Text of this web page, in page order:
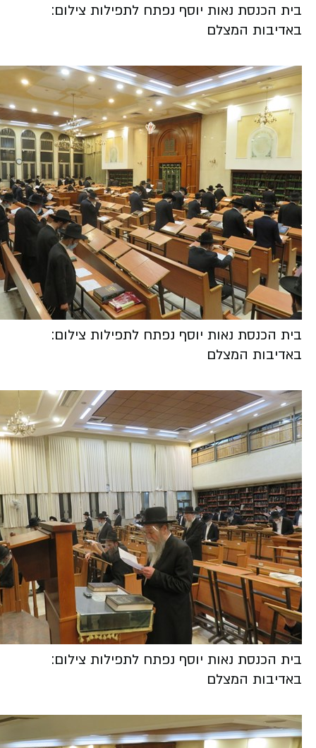
בית הכנסת נאות יוסף נפתח לתפילות צילום:
באדיבות המצלם
בית הכנסת נאות יוסף נפתח לתפילות צילום:
באדיבות המצלם
בית הכנסת נאות יוסף נפתח לתפילות צילום:
באדיבות המצלם